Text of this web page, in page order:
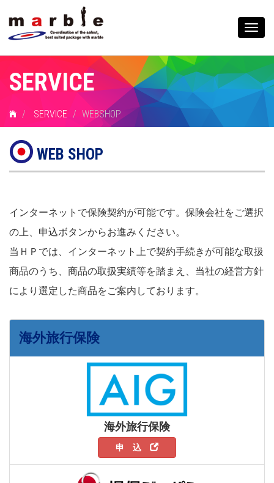
SERVICE
SERVICE WEBSHOP
WEB SHOP
インターネットで保険契約が可能です。保険会社をご選択
の上、申込ボタンからお進みください。
当ＨＰでは、インターネット上で契約手続きが可能な取扱
商品のうち、商品の取扱実績等を踏まえ、当社の経営方針
により選定した商品をご案内しております。
海外旅行保険
海外旅行保険
申 込